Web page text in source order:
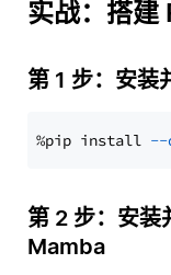
实战：搭建
第 1 步：安装
%pip install --
第 2 步：安
Mamba